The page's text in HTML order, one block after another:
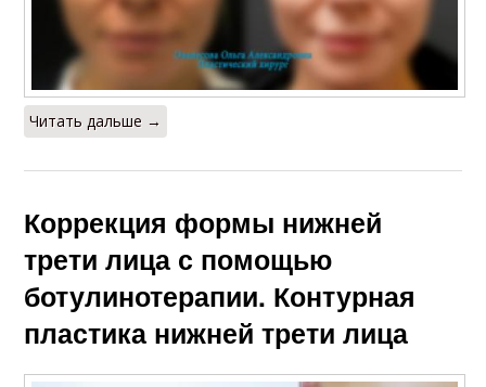
Читать дальше →
Коррекция формы нижней
трети лица с помощью
ботулинотерапии. Контурная
пластика нижней трети лица